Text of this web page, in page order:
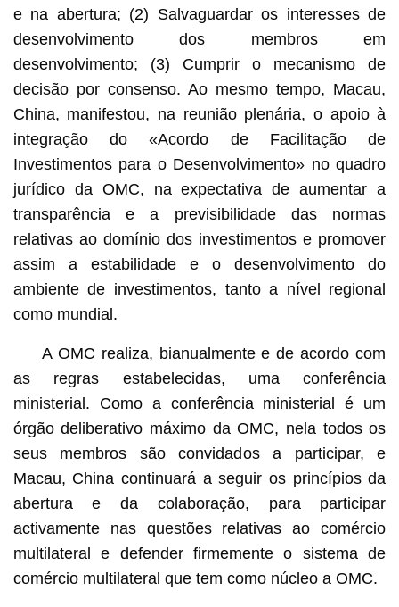
e na abertura; (2) Salvaguardar os interesses de
desenvolvimento dos membros em
desenvolvimento; (3) Cumprir o mecanismo de
decisão por consenso. Ao mesmo tempo, Macau,
China, manifestou, na reunião plenária, o apoio à
integração do «Acordo de Facilitação de
Investimentos para o Desenvolvimento» no quadro
jurídico da OMC, na expectativa de aumentar a
transparência e a previsibilidade das normas
relativas ao domínio dos investimentos e promover
assim a estabilidade e o desenvolvimento do
ambiente de investimentos, tanto a nível regional
como mundial.
A OMC realiza, bianualmente e de acordo com
as regras estabelecidas, uma conferência
ministerial. Como a conferência ministerial é um
órgão deliberativo máximo da OMC, nela todos os
seus membros são convidados a participar, e
Macau, China continuará a seguir os princípios da
abertura e da colaboração, para participar
activamente nas questões relativas ao comércio
multilateral e defender firmemente o sistema de
comércio multilateral que tem como núcleo a OMC.